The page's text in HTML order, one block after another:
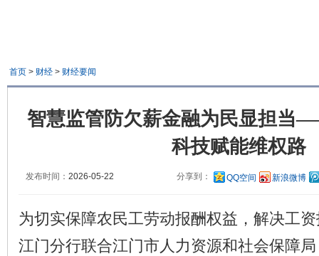
首页> 财经> 财经要闻
智慧监管防欠薪金融为民显担当
科技赋能维权路
发布时间： 2026-05-22 分享到： QQ空间 新浪微博
为切实保障农民工劳动报酬权益，解决工
江门分行联合江门市人力资源和社会保障